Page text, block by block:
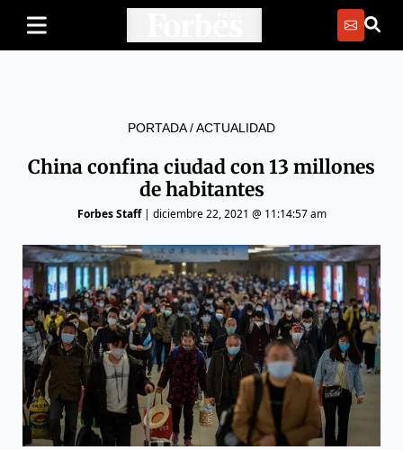
PORTADA/ACTUALIDAD
China confina ciudad con 13 millones
de habitantes
Forbes Staff| diciembre 22, 2021 @ 11:14:57 am